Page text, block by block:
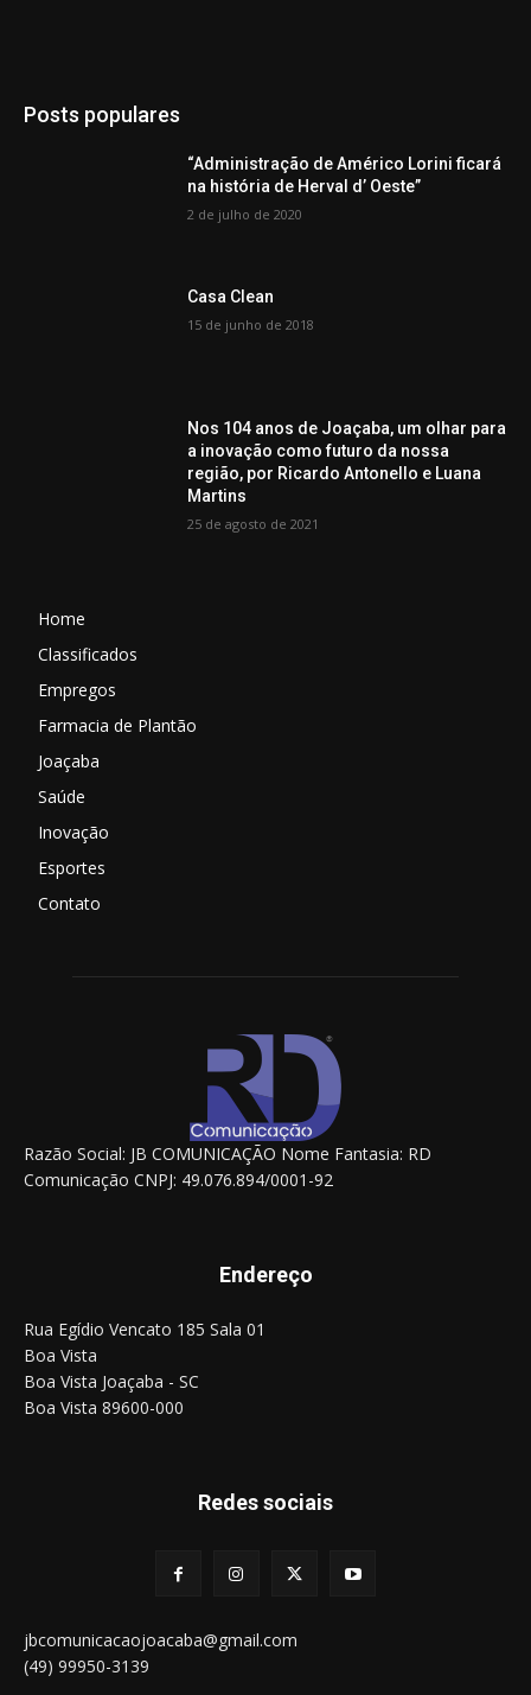
Posts populares
“Administração de Américo Lorini ficará
na história de Herval d’ Oeste”
2 de julho de 2020
Casa Clean
15 de junho de 2018
Nos 104 anos de Joaçaba, um olhar para
a inovação como futuro da nossa
região, por Ricardo Antonello e Luana
Martins
25 de agosto de 2021
Home
Classificados
Empregos
Farmacia de Plantão
Joaçaba
Saúde
Inovação
Esportes
Contato
Razão Social: JB COMUNICAÇÃO Nome Fantasia: RD
Comunicação CNPJ: 49.076.894/0001-92
Endereço
Rua Egídio Vencato 185 Sala 01
Boa Vista
Boa Vista Joaçaba - SC
Boa Vista 89600-000
Redes sociais
jbcomunicacaojoacaba@gmail.com
(49) 99950-3139